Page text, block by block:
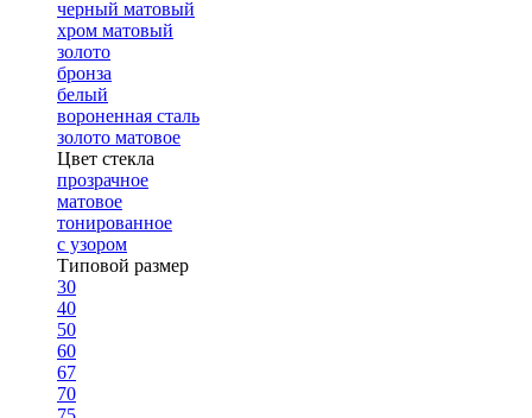
черный матовый
хром матовый
золото
бронза
белый
вороненная сталь
золото матовое
Цвет стекла
прозрачное
матовое
тонированное
с узором
Типовой размер
30
40
50
60
67
70